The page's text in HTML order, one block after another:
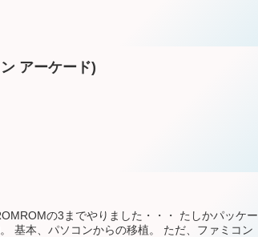
アーケード)
の3までやりました・・・ たしかパッケー
基本、パソコンからの移植。 ただ、ファミコン